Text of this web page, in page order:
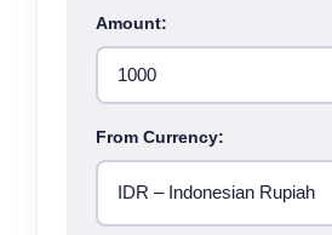
Amount:
From Currency: